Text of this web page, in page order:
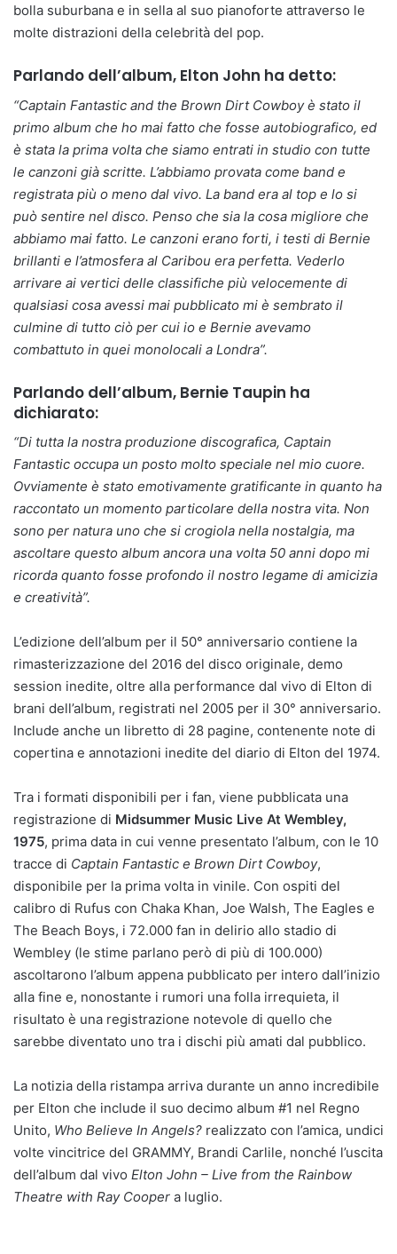
bolla suburbana e in sella al suo pianoforte attraverso le
molte distrazioni della celebrità del pop.
Parlando dell’album, Elton John ha detto:
“Captain Fantastic and the Brown Dirt Cowboy è stato il
primo album che ho mai fatto che fosse autobiografico, ed
è stata la prima volta che siamo entrati in studio con tutte
le canzoni già scritte. L’abbiamo provata come band e
registrata più o meno dal vivo. La band era al top e lo si
può sentire nel disco. Penso che sia la cosa migliore che
abbiamo mai fatto. Le canzoni erano forti, i testi di Bernie
brillanti e l’atmosfera al Caribou era perfetta. Vederlo
arrivare ai vertici delle classifiche più velocemente di
qualsiasi cosa avessi mai pubblicato mi è sembrato il
culmine di tutto ciò per cui io e Bernie avevamo
combattuto in quei monolocali a Londra”.
Parlando dell’album, Bernie Taupin ha
dichiarato:
“Di tutta la nostra produzione discografica, Captain
Fantastic occupa un posto molto speciale nel mio cuore.
Ovviamente è stato emotivamente gratificante in quanto ha
raccontato un momento particolare della nostra vita. Non
sono per natura uno che si crogiola nella nostalgia, ma
ascoltare questo album ancora una volta 50 anni dopo mi
ricorda quanto fosse profondo il nostro legame di amicizia
e creatività”.
L’edizione dell’album per il 50° anniversario contiene la
rimasterizzazione del 2016 del disco originale, demo
session inedite, oltre alla performance dal vivo di Elton di
brani dell’album, registrati nel 2005 per il 30° anniversario.
Include anche un libretto di 28 pagine, contenente note di
copertina e annotazioni inedite del diario di Elton del 1974.
Tra i formati disponibili per i fan, viene pubblicata una
registrazione di Midsummer Music Live At Wembley,
1975, prima data in cui venne presentato l’album, con le 10
tracce di Captain Fantastic e Brown Dirt Cowboy,
disponibile per la prima volta in vinile. Con ospiti del
calibro di Rufus con Chaka Khan, Joe Walsh, The Eagles e
The Beach Boys, i 72.000 fan in delirio allo stadio di
Wembley (le stime parlano però di più di 100.000)
ascoltarono l’album appena pubblicato per intero dall’inizio
alla fine e, nonostante i rumori una folla irrequieta, il
risultato è una registrazione notevole di quello che
sarebbe diventato uno tra i dischi più amati dal pubblico.
La notizia della ristampa arriva durante un anno incredibile
per Elton che include il suo decimo album #1 nel Regno
Unito, Who Believe In Angels? realizzato con l’amica, undici
volte vincitrice del GRAMMY, Brandi Carlile, nonché l’uscita
dell’album dal vivo Elton John – Live from the Rainbow
Theatre with Ray Cooper a luglio.